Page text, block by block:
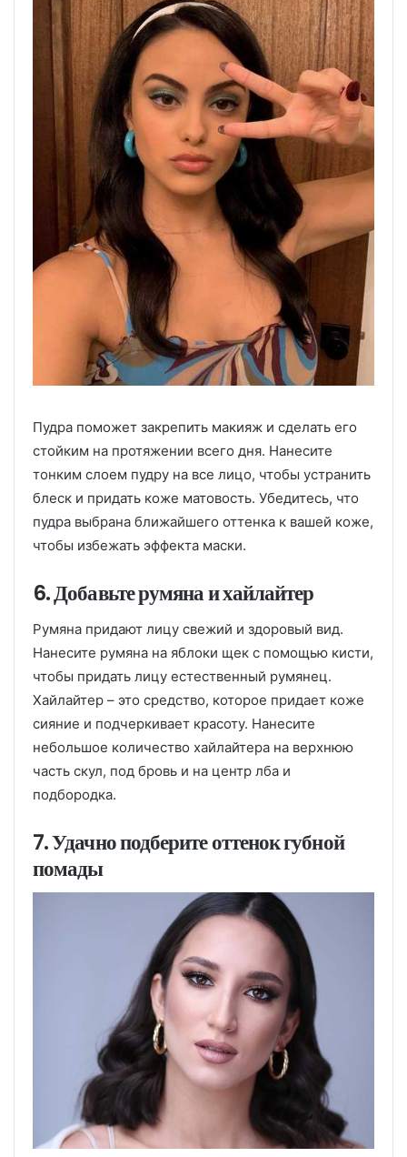
Пудра поможет закрепить макияж и сделать его
стойким на протяжении всего дня. Нанесите
тонким слоем пудру на все лицо, чтобы устранить
блеск и придать коже матовость. Убедитесь, что
пудра выбрана ближайшего оттенка к вашей коже,
чтобы избежать эффекта маски.
6. Добавьте румяна и хайлайтер
Румяна придают лицу свежий и здоровый вид.
Нанесите румяна на яблоки щек с помощью кисти,
чтобы придать лицу естественный румянец.
Хайлайтер – это средство, которое придает коже
сияние и подчеркивает красоту. Нанесите
небольшое количество хайлайтера на верхнюю
часть скул, под бровь и на центр лба и
подбородка.
7. Удачно подберите оттенок губной
помады